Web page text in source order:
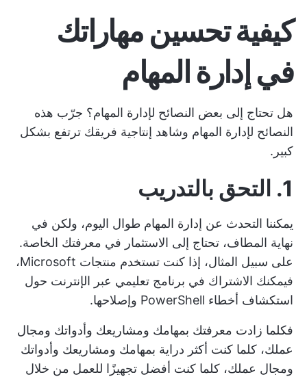
كيفية تحسين مهاراتك
في إدارة المهام
هل تحتاج إلى بعض النصائح لإدارة المهام؟ جرّب هذه
النصائح لإدارة المهام وشاهد إنتاجية فريقك ترتفع بشكل
كبير.
1. التحق بالتدريب
يمكننا التحدث عن إدارة المهام طوال اليوم، ولكن في
نهاية المطاف، تحتاج إلى الاستثمار في معرفتك الخاصة.
على سبيل المثال، إذا كنت تستخدم منتجات Microsoft،
فيمكنك الاشتراك في برنامج تعليمي عبر الإنترنت حول
استكشاف أخطاء PowerShell وإصلاحها.
فكلما زادت معرفتك بمهامك ومشاريعك وأدواتك ومجال
عملك، كلما كنت أكثر دراية بمهامك ومشاريعك وأدواتك
ومجال عملك، كلما كنت أفضل تجهيزًا للعمل من خلال